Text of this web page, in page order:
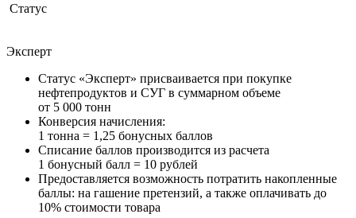
Статус
Эксперт
Статус «Эксперт» присваивается при покупке
нефтепродуктов и СУГ в суммарном объеме
от 5 000 тонн
Конверсия начисления:
1 тонна = 1,25 бонусных баллов
Списание баллов производится из расчета
1 бонусный балл = 10 рублей
Предоставляется возможность потратить накопленные
баллы: на гашение претензий, а также оплачивать до
10% стоимости товара